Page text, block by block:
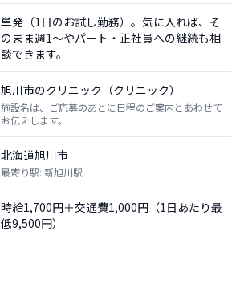
単発（1日のお試し勤務）。気に入れば、そ
のまま週1〜やパート・正社員への継続も相
談できます。
旭川市のクリニック（クリニック）
施設名は、ご応募のあとに日程のご案内とあわせて
お伝えします。
北海道旭川市
最寄り駅: 新旭川駅
時給1,700円＋交通費1,000円（1日あたり最
低9,500円）